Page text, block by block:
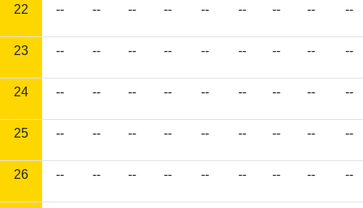
22 -- -- -- -- -- -- -- -- --
23 -- -- -- -- -- -- -- -- --
24 -- -- -- -- -- -- -- -- --
25 -- -- -- -- -- -- -- -- --
26 -- -- -- -- -- -- -- -- --